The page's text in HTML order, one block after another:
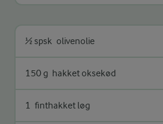
½ spsk olivenolie
150 g hakket oksekød
1 finthakket løg